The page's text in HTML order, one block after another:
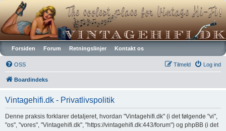
Vintagehifi.dk
Forsiden Forum Retningslinjer Kontakt os
OSS Log ind
Tilmeld
Boardindeks
Vintagehifi.dk - Privatlivspolitik
Denne praksis forklarer detaljeret, hvordan "Vintagehifi.dk" (i det følgende "vi",
"os", "vores", "Vintagehifi.dk", "https://vintagehifi.dk:443/forum") og phpBB (i det